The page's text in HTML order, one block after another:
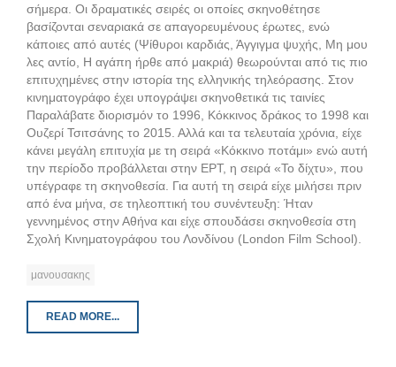
σήμερα. Οι δραματικές σειρές οι οποίες σκηνοθέτησε
βασίζονται σεναριακά σε απαγορευμένους έρωτες, ενώ
κάποιες από αυτές (Ψίθυροι καρδιάς, Άγγιγμα ψυχής, Μη μου
λες αντίο, Η αγάπη ήρθε από μακριά) θεωρούνται από τις πιο
επιτυχημένες στην ιστορία της ελληνικής τηλεόρασης. Στον
κινηματογράφο έχει υπογράψει σκηνοθετικά τις ταινίες
Παραλάβατε διορισμόν το 1996, Κόκκινος δράκος το 1998 και
Ουζερί Τσιτσάνης το 2015. Αλλά και τα τελευταία χρόνια, είχε
κάνει μεγάλη επιτυχία με τη σειρά «Κόκκινο ποτάμι» ενώ αυτή
την περίοδο προβάλλεται στην ΕΡΤ, η σειρά «Το δίχτυ», που
υπέγραφε τη σκηνοθεσία. Για αυτή τη σειρά είχε μιλήσει πριν
από ένα μήνα, σε τηλεοπτική του συνέντευξη: Ήταν
γεννημένος στην Αθήνα και είχε σπουδάσει σκηνοθεσία στη
Σχολή Κινηματογράφου του Λονδίνου (London Film School).
μανουσακης
READ MORE...